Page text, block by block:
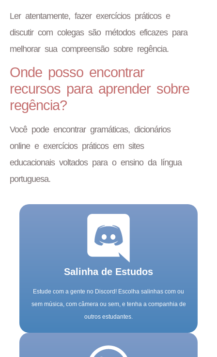
Ler atentamente, fazer exercícios práticos e
discutir com colegas são métodos eficazes para
melhorar sua compreensão sobre regência.
Onde posso encontrar
recursos para aprender sobre
regência?
Você pode encontrar gramáticas, dicionários
online e exercícios práticos em sites
educacionais voltados para o ensino da língua
portuguesa.
Salinha de Estudos
Estude com a gente no Discord! Escolha salinhas com ou
sem música, com câmera ou sem, e tenha a companhia de
outros estudantes.